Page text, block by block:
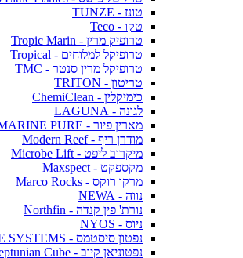
טונז - TUNZE
טקו - Teco
טרופיק מרין - Tropic Marin
טרופיקל למלוחים - Tropical
טרופיקל מרין סנטר - TMC
טריטון - TRITON
כימיקלין - ChemiClean
לגונה - LAGUNA
מארין פיור - MARINE PURE
מודרן ריף - Modern Reef
מיקרוב ליפט - Microbe Lift
מקספקט - Maxspect
מרקו רוקס - Marco Rocks
נווה - NEWA
נורת' פין קנדה - Northfin
ניוס - NYOS
נפטון סיסטמס - NEPTUNE SYSTEMS
נפטוניאן קיוב - Neptunian Cube